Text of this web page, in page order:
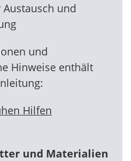
und
und
Hinweise enthält
Hilfen
und Materialien